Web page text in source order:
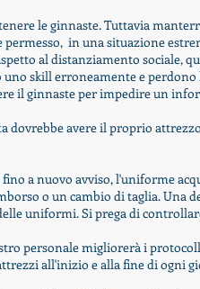
le ginnaste. Tuttavia
permesso, in una situazione
al distanziamento sociale,
uno skillerroneamentee perdono
ilginnasteperimpedireun
dovrebbe avere il proprio
a nuovo avviso, l'uniforme
o un cambio di taglia. Una
uniformi. Si prega di
personale migliorerà i
all'inizio e alla fine di ogni